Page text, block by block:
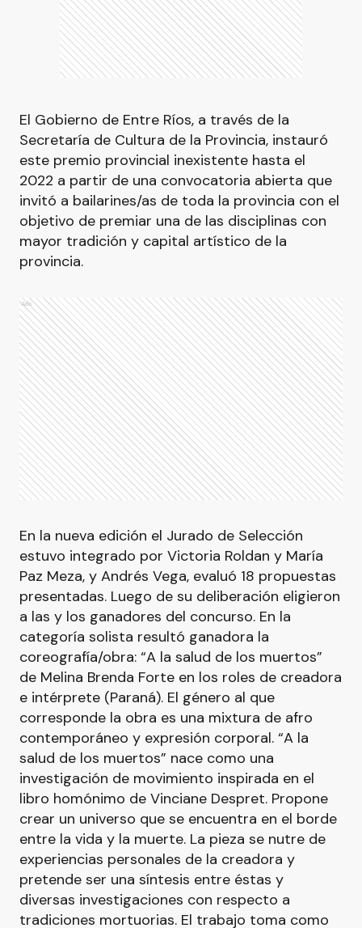
El Gobierno de Entre Ríos, a través de la
Secretaría de Cultura de la Provincia, instauró
este premio provincial inexistente hasta el
2022 a partir de una convocatoria abierta que
invitó a bailarines/as de toda la provincia con el
objetivo de premiar una de las disciplinas con
mayor tradición y capital artístico de la
provincia.
Ads
En la nueva edición el Jurado de Selección
estuvo integrado por Victoria Roldan y María
Paz Meza, y Andrés Vega, evaluó 18 propuestas
presentadas. Luego de su deliberación eligieron
a las y los ganadores del concurso. En la
categoría solista resultó ganadora la
coreografía/obra: “A la salud de los muertos”
de Melina Brenda Forte en los roles de creadora
e intérprete (Paraná). El género al que
corresponde la obra es una mixtura de afro
contemporáneo y expresión corporal. “A la
salud de los muertos” nace como una
investigación de movimiento inspirada en el
libro homónimo de Vinciane Despret. Propone
crear un universo que se encuentra en el borde
entre la vida y la muerte. La pieza se nutre de
experiencias personales de la creadora y
pretende ser una síntesis entre éstas y
diversas investigaciones con respecto a
tradiciones mortuorias. El trabajo toma como